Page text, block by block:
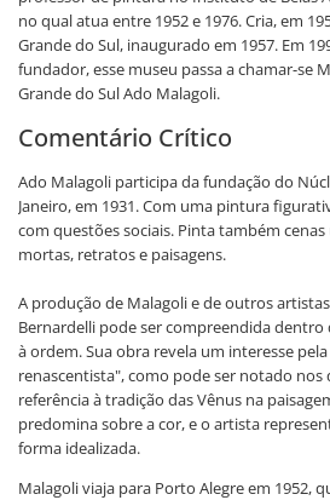
no qual atua entre 1952 e 1976. Cria, em
Grande do Sul, inaugurado em 1957. Em
fundador, esse museu passa a chamar-se
Grande do Sul Ado Malagoli.
Comentário Crítico
Ado Malagoli participa da fundação do
Janeiro, em 1931. Com uma pintura
com questões sociais. Pinta também
mortas, retratos e paisagens.
A produção de Malagoli e de outros
Bernardelli pode ser compreendida
à ordem. Sua obra revela um interesse
renascentista", como pode ser notado nos
referência à tradição das Vênus na
predomina sobre a cor, e o artista
forma idealizada.
Malagoli viaja para Porto Alegre em 1952,